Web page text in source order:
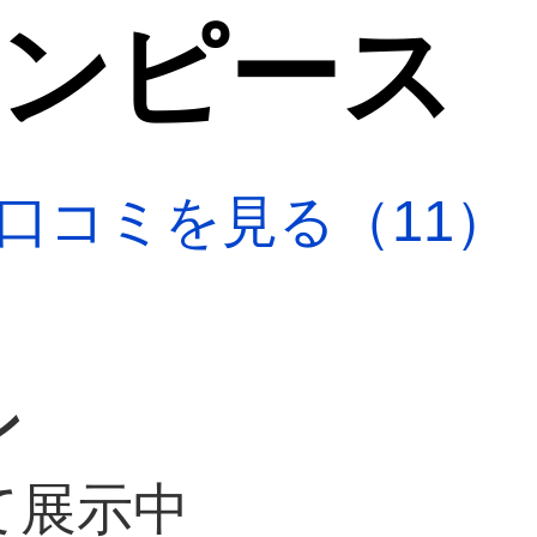
ピース
コミを見る（11）
示中